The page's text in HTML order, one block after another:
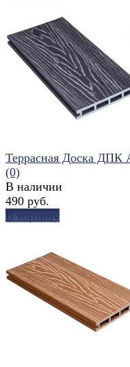
избранное сравнить
избранное сравнить
Террасная Доска ДПК
(0)
В наличии
490 руб.
В корзину